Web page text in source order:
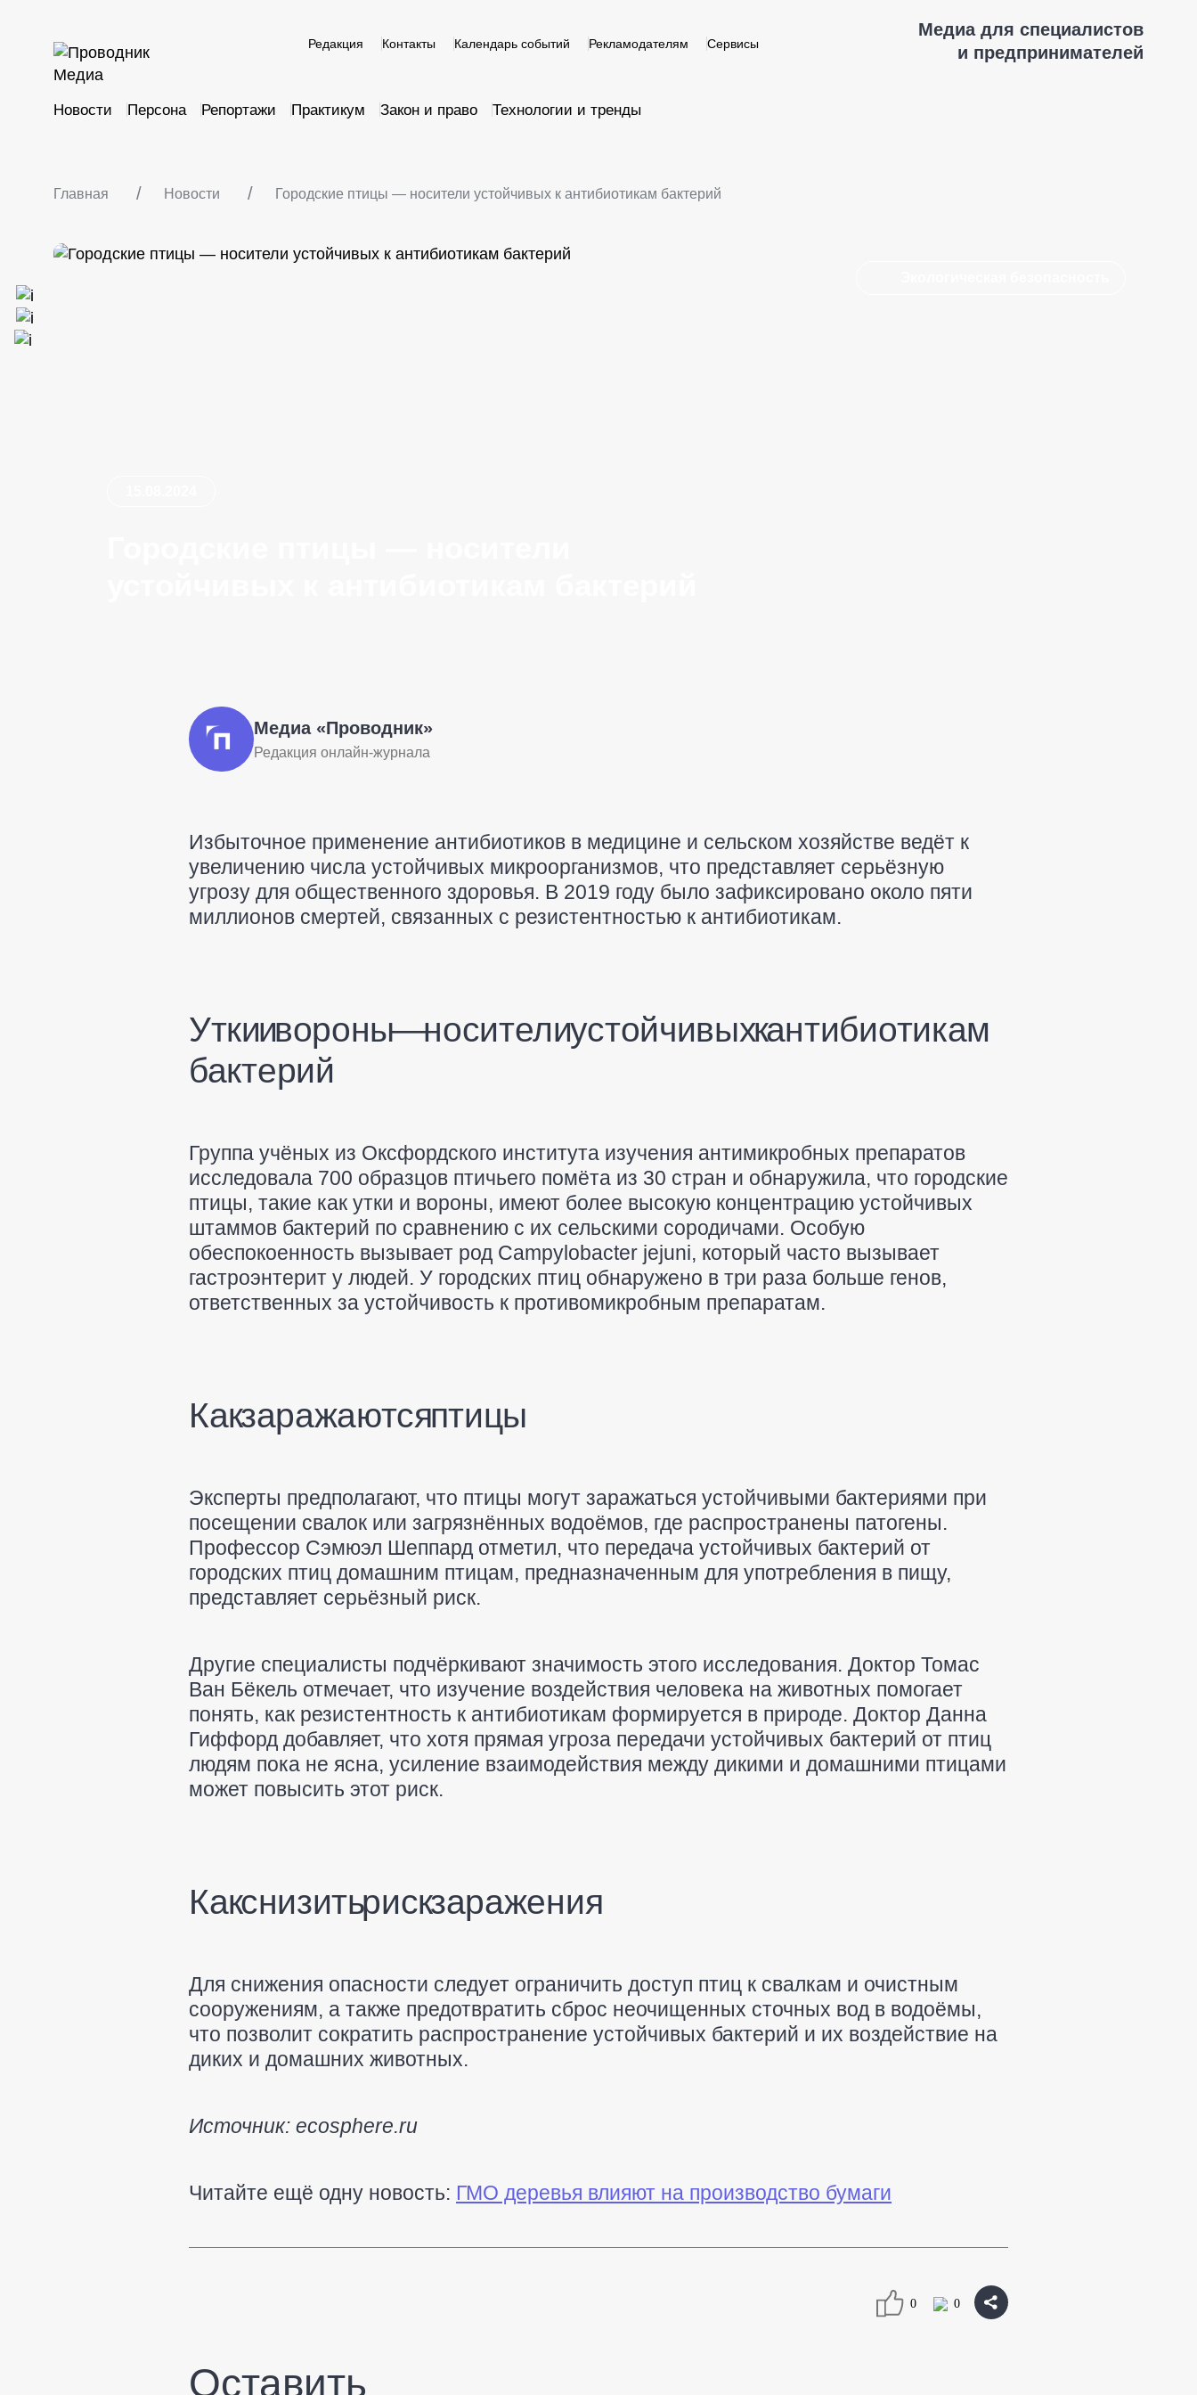
Редакция Контакты Календарь событий Рекламодателям Сервисы
Медиа для специалистов
и предпринимателей
Новости Персона Репортажи Практикум Закон и право Технологии и тренды
Главная Новости Городские птицы — носители устойчивых к антибиотикам бактерий
Медиа «Проводник»
Редакция онлайн-журнала
Избыточное применение антибиотиков в медицине и сельском хозяйстве ведёт к
увеличению числа устойчивых микроорганизмов, что представляет серьёзную
угрозу для общественного здоровья. В 2019 году было зафиксировано около пяти
миллионов смертей, связанных с резистентностью к антибиотикам.
Утки и вороны — носители устойчивых к антибиотикам
бактерий
Группа учёных из Оксфордского института изучения антимикробных препаратов
исследовала 700 образцов птичьего помёта из 30 стран и обнаружила, что городские
птицы, такие как утки и вороны, имеют более высокую концентрацию устойчивых
штаммов бактерий по сравнению с их сельскими сородичами. Особую
обеспокоенность вызывает род Campylobacter jejuni, который часто вызывает
гастроэнтерит у людей. У городских птиц обнаружено в три раза больше генов,
ответственных за устойчивость к противомикробным препаратам.
Как заражаются птицы
Эксперты предполагают, что птицы могут заражаться устойчивыми бактериями при
посещении свалок или загрязнённых водоёмов, где распространены патогены.
Профессор Сэмюэл Шеппард отметил, что передача устойчивых бактерий от
городских птиц домашним птицам, предназначенным для употребления в пищу,
представляет серьёзный риск.
Другие специалисты подчёркивают значимость этого исследования. Доктор Томас
Ван Бёкель отмечает, что изучение воздействия человека на животных помогает
понять, как резистентность к антибиотикам формируется в природе. Доктор Данна
Гиффорд добавляет, что хотя прямая угроза передачи устойчивых бактерий от птиц
людям пока не ясна, усиление взаимодействия между дикими и домашними птицами
может повысить этот риск.
Как снизить риск заражения
Для снижения опасности следует ограничить доступ птиц к свалкам и очистным
сооружениям, а также предотвратить сброс неочищенных сточных вод в водоёмы,
что позволит сократить распространение устойчивых бактерий и их воздействие на
диких и домашних животных.
Источник: ecosphere.ru
Читайте ещё одну новость: ГМО деревья влияют на производство бумаги
0 0
Оставить